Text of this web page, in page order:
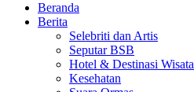
Beranda
Berita
Selebriti dan Artis
Seputar BSB
Hotel & Destinasi Wisata
Kesehatan